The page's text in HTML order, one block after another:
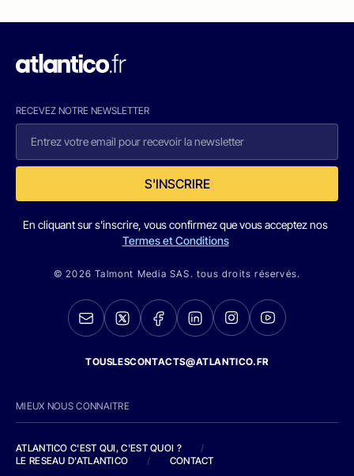
RECEVEZ NOTRE NEWSLETTER
S'INSCRIRE
En cliquant sur s'inscrire, vous confirmez que vous acceptez nos
Termes et Conditions
© 2026 Talmont Media SAS. tous droits réservés.
TOUSLESCONTACTS@ATLANTICO.FR
MIEUX NOUS CONNAITRE
ATLANTICO C'EST QUI, C'EST QUOI ?
/
LE RESEAU D'ATLANTICO
/ CONTACT